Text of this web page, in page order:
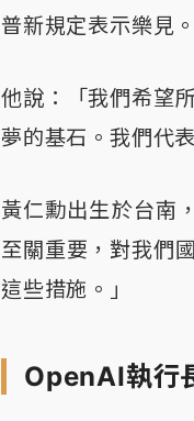
普新規定表示樂見。
他說：「我們希望
夢的基石。我們代
黃仁勳出生於台南
至關重要，對我們
這些措施。」
OpenAI執行